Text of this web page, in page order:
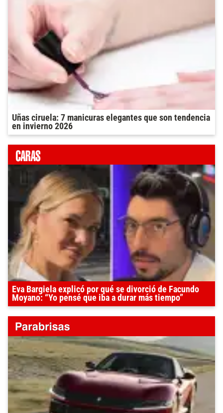
Uñas ciruela: 7 manicuras elegantes que son tendencia
en invierno 2026
Eva Bargiela explicó por qué se divorció de Facundo
Moyano: “Yo pensé que iba a durar más tiempo”